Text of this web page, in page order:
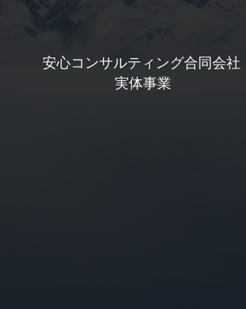
安心コンサルティング合同会社
実体事業